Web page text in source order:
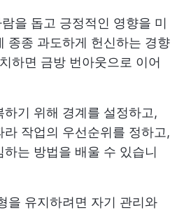
을 돕고 긍정적인 영향을 미
종종 과도하게 헌신하는 경향
하면 금방 번아웃으로 이어
기 위해 경계를 설정하고,
작업의 우선순위를 정하고,
는 방법을 배울 수 있습니
을 유지하려면 자기 관리와